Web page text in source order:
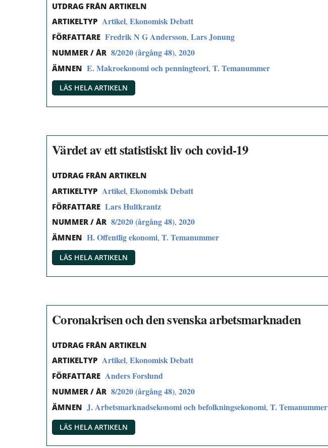
UTDRAG FRÅN ARTIKELN
ARTIKELTYP Artikel, Ekonomisk Debatt
FÖRFATTARE Fredrik N G Andersson, Lars Jonung
NUMMER / ÅR 8/2020 (årgång 48), 2020
ÄMNEN E. Makroekonomi och penningteori, T. Temanummer
LÄS HELA ARTIKELN
Värdet av ett statistiskt liv och covid-19
UTDRAG FRÅN ARTIKELN
ARTIKELTYP Artikel, Ekonomisk Debatt
FÖRFATTARE Lars Hultkrantz
NUMMER / ÅR 8/2020 (årgång 48), 2020
ÄMNEN H. Offentlig ekonomi, T. Temanummer
LÄS HELA ARTIKELN
Coronakrisen och den svenska arbetsmarknaden
UTDRAG FRÅN ARTIKELN
ARTIKELTYP Artikel, Ekonomisk Debatt
FÖRFATTARE Anders Forslund
NUMMER / ÅR 8/2020 (årgång 48), 2020
ÄMNEN J. Arbetsmarknadsekonomi och befolkningsekonomi, T. Temanummer
LÄS HELA ARTIKELN